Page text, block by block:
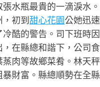
水瓶最貴的一滴淚水
，初到甜心花園公她迅
冷酷的警告。司下班時
在縣總和諧下，公司
蒸肉等故鄉菜肴。林天
財富。縣總順勢在全